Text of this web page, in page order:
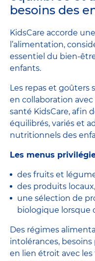
besoins des
KidsCare accorde
l’alimentation,
essentiel du bien-
enfants.
Les repas et goûters
en collaboration
santé KidsCare, afin
équilibrés, variés et
nutritionnels des
Les menus
des fruits et
des produits locaux,
une sélection de
biologique lorsque
Des régimes
intolérances,
en lien étroit avec